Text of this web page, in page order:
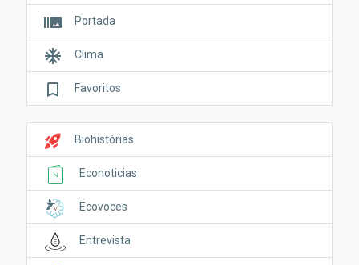
burst_mode Portada
ac_unit Clima
bookmark_border Favoritos
rocket_launch Biohistórias
Econoticias
Ecovoces
Entrevista